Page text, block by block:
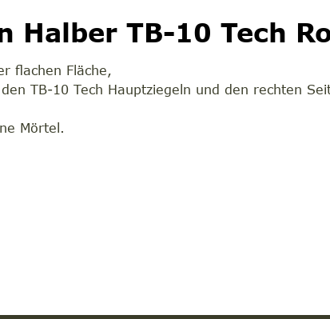
Halber TB-10 Tech
flachen Fläche,
TB-10 Tech Hauptziegeln und den rechten
Mörtel.